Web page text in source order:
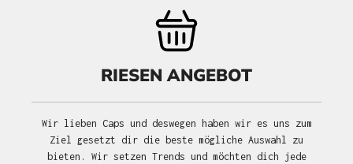
RIESEN ANGEBOT
Wir lieben Caps und deswegen haben wir es uns zum
Ziel gesetzt dir die beste mögliche Auswahl zu
bieten. Wir setzen Trends und möchten dich jede